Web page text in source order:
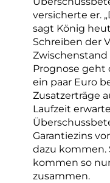
versicherte er.
sagt König
Schreiben der
Prognose geht
ein paar Euro
Zusatzerträge
Laufzeit
Garantiezins
dazu kommen.
kommen so
zusammen.